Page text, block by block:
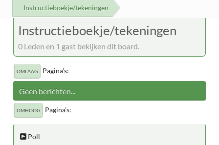
Instructieboekje/tekeningen
Instructieboekje/tekeningen
0 Leden en 1 gast bekijken dit board.
OMLAAG Pagina's
Geen berichten...
OMHOOG Pagina's
Poll